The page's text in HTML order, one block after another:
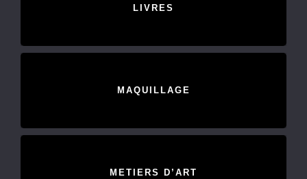
LIVRES
MAQUILLAGE
METIERS D’ART